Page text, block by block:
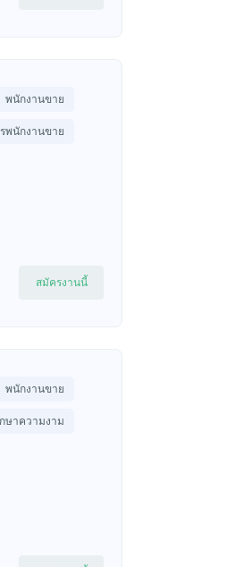
พนักงานขาย
พนักงานขาย
สมัครงานนี้
พนักงานขาย
ษาความงาม